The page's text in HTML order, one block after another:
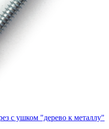
с ушком "дерево к металлу"